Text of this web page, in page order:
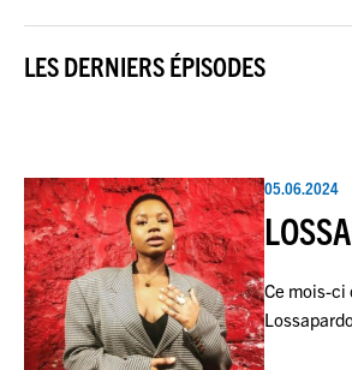
LES DERNIERS ÉPISODES
05.06.2024
Ce mois-ci